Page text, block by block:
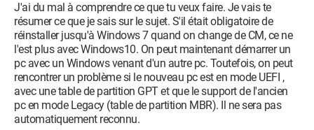
J'ai du mal à comprendre ce que tu veux faire. Je vais te
résumer ce que je sais sur le sujet. S'il était obligatoire de
réinstaller jusqu'à Windows 7 quand on change de CM, ce ne
l'est plus avec Windows10. On peut maintenant démarrer un
pc avec un Windows venant d'un autre pc. Toutefois, on peut
rencontrer un problème si le nouveau pc est en mode UEFI ,
avec une table de partition GPT et que le support de l'ancien
pc en mode Legacy (table de partition MBR). Il ne sera pas
automatiquement reconnu.